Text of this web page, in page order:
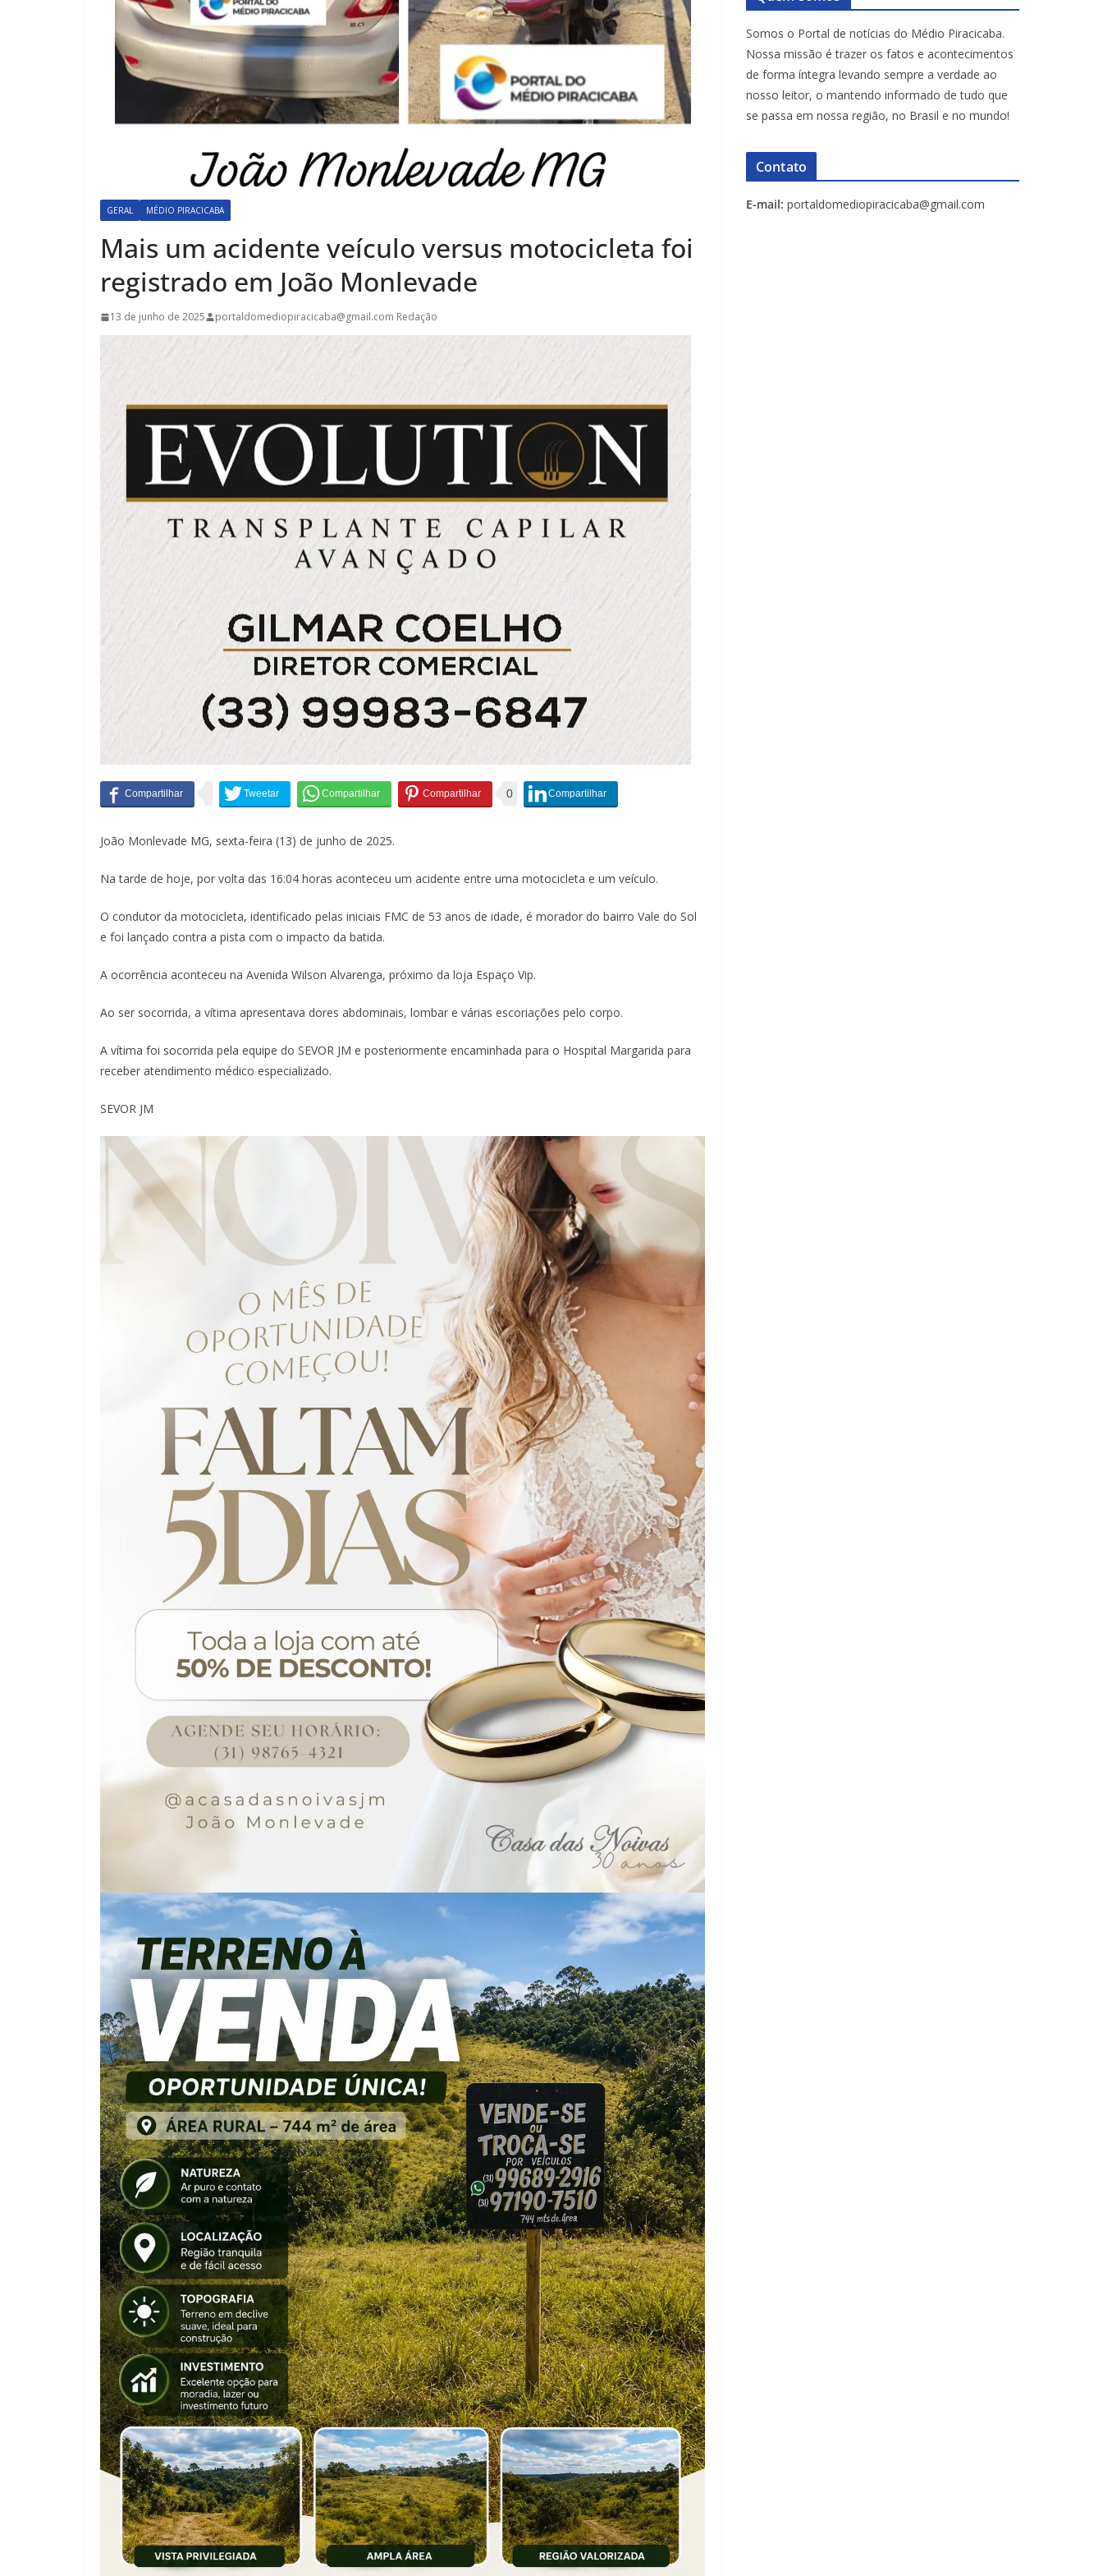
GERAL MÉDIO PIRACICABA
Mais um acidente veículo versus motocicleta foi
registrado em João Monlevade
13 de junho de 2025 portaldomediopiracicaba@gmail.com Redação
0
João Monlevade MG, sexta-feira (13) de junho de 2025.
Na tarde de hoje, por volta das 16:04 horas aconteceu um acidente entre uma motocicleta e um veículo.
O condutor da motocicleta, identificado pelas iniciais FMC de 53 anos de idade, é morador do bairro Vale do Sol
e foi lançado contra a pista com o impacto da batida.
A ocorrência aconteceu na Avenida Wilson Alvarenga, próximo da loja Espaço Vip.
Ao ser socorrida, a vítima apresentava dores abdominais, lombar e várias escoriações pelo corpo.
A vítima foi socorrida pela equipe do SEVOR JM e posteriormente encaminhada para o Hospital Margarida para
receber atendimento médico especializado.
SEVOR JM
Somos o Portal de notícias do Médio Piracicaba.
Nossa missão é trazer os fatos e acontecimentos
de forma íntegra levando sempre a verdade ao
nosso leitor, o mantendo informado de tudo que
se passa em nossa região, no Brasil e no mundo!
Contato
E-mail: portaldomediopiracicaba@gmail.com